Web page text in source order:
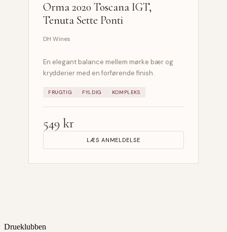
Orma 2020 Toscana IGT,
Tenuta Sette Ponti
DH Wines
En elegant balance mellem mørke bær og
krydderier med en forførende finish.
FRUGTIG FYLDIG KOMPLEKS
549 kr
LÆS ANMELDELSE
Drueklubben